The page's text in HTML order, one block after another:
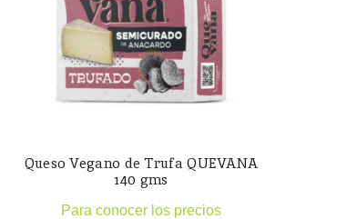
Queso Vegano de Trufa QUEVANA
140 gms
Para conocer los precios